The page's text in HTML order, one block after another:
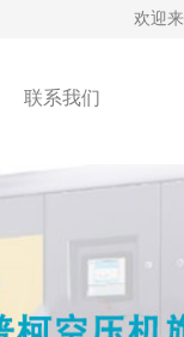
欢迎
联系我们